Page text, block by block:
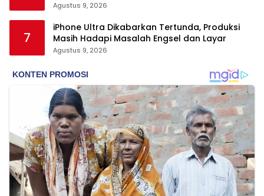
Agustus 9, 2026
7
iPhone Ultra Dikabarkan Tertunda, Produksi
Masih Hadapi Masalah Engsel dan Layar
Agustus 9, 2026